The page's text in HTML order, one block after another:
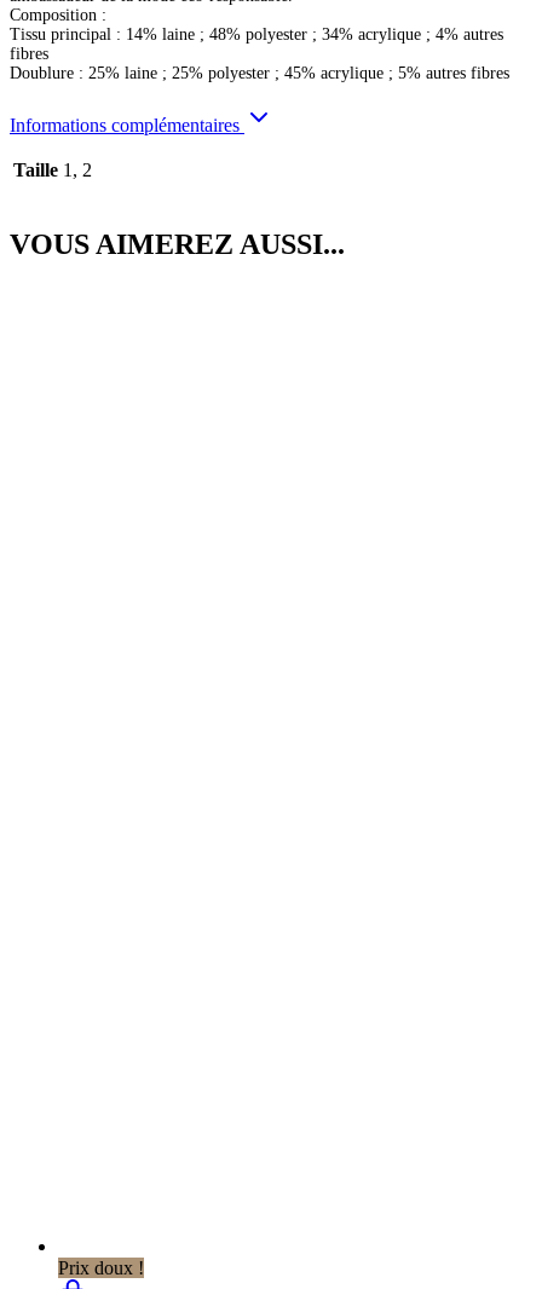
Composition :
Tissu principal : 14% laine ; 48% polyester ; 34% acrylique ; 4% autres
fibres
Doublure : 25% laine ; 25% polyester ; 45% acrylique ; 5% autres fibres
Informations complémentaires
Taille 1, 2
VOUS AIMEREZ AUSSI...
Prix doux !